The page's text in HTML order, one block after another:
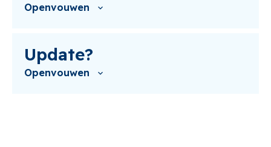
Openvouwen
Update?
Openvouwen